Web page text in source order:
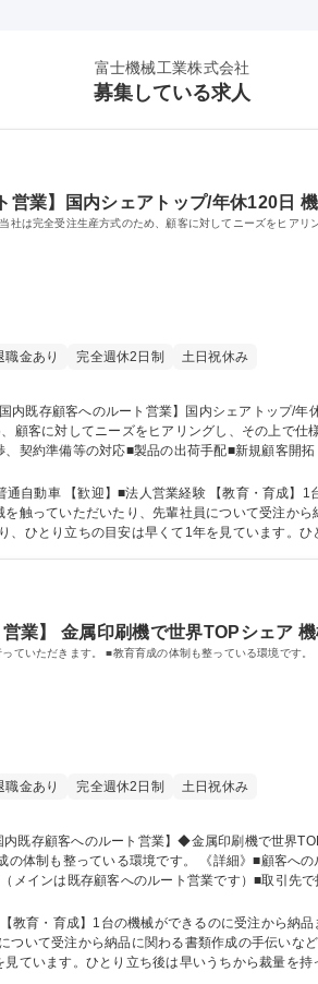
富士機械工業株式会社
募集している求人
営業】国内シェアトップ/年休120日
は完全受注生産方式のため、顧客に対してニーズをヒアリ
職金あり 完全週休2日制 土日祝休み
ニーズをヒアリングし、その上で仕様提案を行っていただ
契約準備等の対応■製品の出荷手配■新規顧客開
オーダーメイド製品のため、仕様の相談～納品
存顧客へのルート営業】国内シェアトップ/年休120日
の機械ができるのに受注から納品まで1年はかかります。入社
触っていただいたり、先輩社員について受注か
、ひとり立ちの目安は早くて1年を見ています。
業】 金属印刷機で世界TOPシェア
ていただきます。 ■教育育成の体制も整っている環境です。
職金あり 完全週休2日制 土日祝休み
ト営業、販売戦略の立案■顧客や代理店への製品紹介、価
メインは既存顧客へのルート営業です）■取引先
で一貫して担当でき、大きなやりがいのある仕事です。 募集職
ついて受注から納品に関わる書類作成の手伝いな
とり立ち後は早いうちから裁量を持って仕事ができる環境で